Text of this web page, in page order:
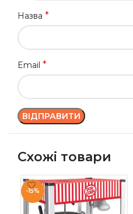
Назва *
Email *
Схожі товари
-15%